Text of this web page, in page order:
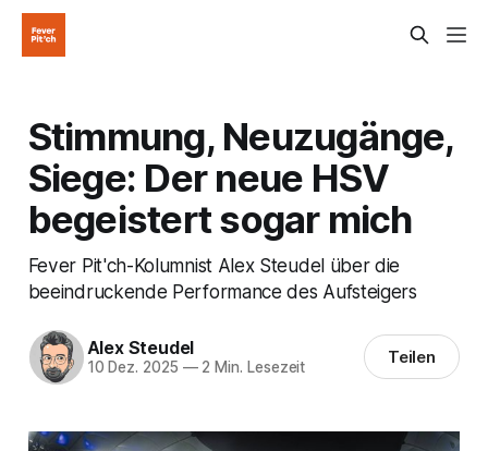
Stimmung, Neuzugänge,
Siege: Der neue HSV
begeistert sogar mich
Fever Pit'ch-Kolumnist Alex Steudel über die
beeindruckende Performance des Aufsteigers
Alex Steudel
10 Dez. 2025 —2 Min. Lesezeit Teilen